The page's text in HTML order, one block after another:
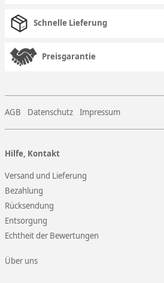
Schnelle Lieferung
Preisgarantie
AGB Datenschutz Impressum
Hilfe, Kontakt
Versand und Lieferung
Bezahlung
Rücksendung
Entsorgung
Echtheit der Bewertungen
Über uns